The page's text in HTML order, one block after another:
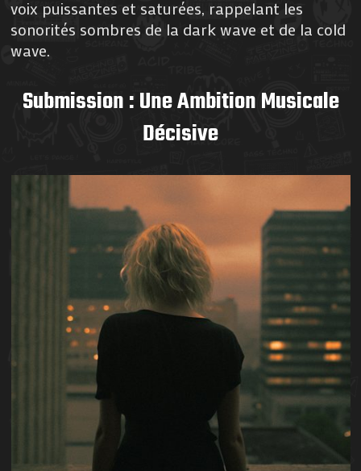
voix puissantes et saturées, rappelant les
sonorités sombres de la dark wave et de la cold
wave.
Submission : Une Ambition Musicale
Décisive